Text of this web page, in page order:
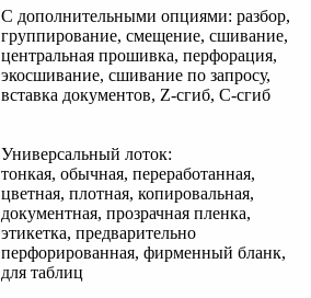
С дополнительными опциями: разбор,
группирование, смещение, сшивание,
центральная прошивка, перфорация,
экосшивание, сшивание по запросу,
вставка документов, Z-сгиб, C-сгиб
Универсальный лоток:
тонкая, обычная, переработанная,
цветная, плотная, копировальная,
документная, прозрачная пленка,
этикетка, предварительно
перфорированная, фирменный бланк,
для таблиц